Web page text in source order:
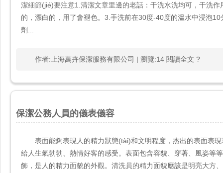
潔細節(jié)要注意1.清潔文章里邊的老話：干洗水洗均可，干洗作
的，漂白的，用了會褪色。3.手洗前在30度-40度的溫水中浸泡
劑...
作者:上海萬卉保潔服務有限公司 | 瀏覽:14 閱讀全文 ?
保潔公務人員的儀表儀容
表面能夠表現人的精力狀態(tài)和文明程度，杰出的表面表
給人生氣勃勃、熱情好客的感受。表面包含容貌、穿著、風姿
飾，是人的精力面貌的外觀。清洗員的精力面貌應該是明亮大方